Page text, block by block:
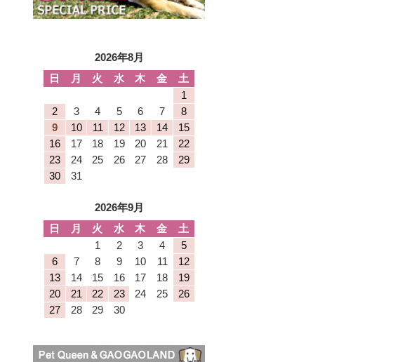
2026年8月
日
月 火 水 木 金
土
1
2
3 4 5 6 7
8
9
10 11 12 13 14
15
16
17 18 19 20 21
22
23
24 25 26 27 28
29
30
31
2026年9月
日
月 火 水 木 金
土
1
2 3 4
5
6
7 8 9 10 11
12
13
14 15 16 17 18
19
20
21 22 23 24 25
26
27
28 29 30